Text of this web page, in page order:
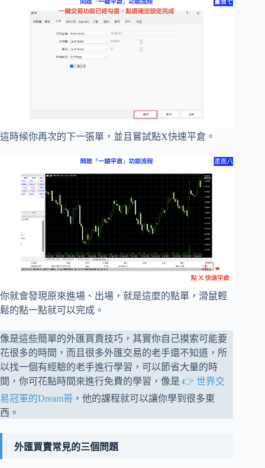
這時候你再次的下一張單，並且嘗試點X快速平倉。
你就會發現原來進場、出場，就是這麼的點單，滑鼠輕
鬆的點一點就可以完成。
像是這些簡單的外匯買賣技巧，其實你自己摸索可能要
花很多的時間，而且很多外匯交易的老手還不知道，所
以找一個有經驗的老手進行學習，可以節省大量的時
間，你可花點時間來進行免費的學習，像是 👉 世界交
易冠軍的Dream哥 ，他的課程就可以讓你學到很多東
西。
外匯買賣常見的三個問題